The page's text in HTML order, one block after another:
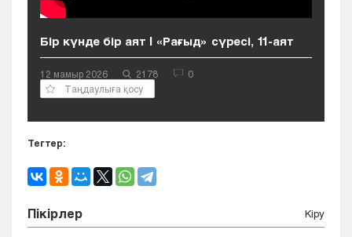
Шымкент
Бір күнде бір аят | «Рағыд» сүресі, 11-аят
12 мамыр 2026 2178
0
Таңдаулыға қосу
Тегтер:
Пікірлер Кіру